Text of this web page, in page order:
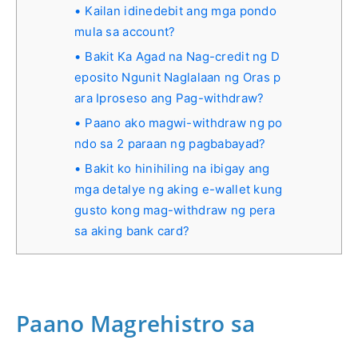
Kailan idinedebit ang mga pondo
mula sa account?
Bakit Ka Agad na Nag-credit ng D
eposito Ngunit Naglalaan ng Oras p
ara Iproseso ang Pag-withdraw?
Paano ako magwi-withdraw ng po
ndo sa 2 paraan ng pagbabayad?
Bakit ko hinihiling na ibigay ang
mga detalye ng aking e-wallet kung
gusto kong mag-withdraw ng pera
sa aking bank card?
Paano Magrehistro sa